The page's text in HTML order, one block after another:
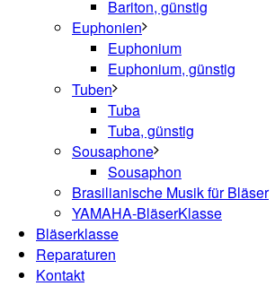
Bariton, günstig
Euphonien
Euphonium
Euphonium, günstig
Tuben
Tuba
Tuba, günstig
Sousaphone
Sousaphon
Brasilianische Musik für Bläser
YAMAHA-BläserKlasse
Bläserklasse
Reparaturen
Kontakt